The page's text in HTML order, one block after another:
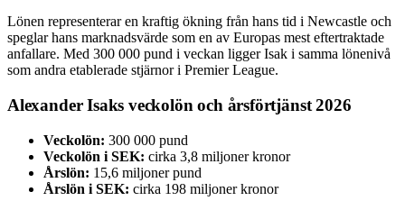
Lönen representerar en kraftig ökning från hans tid i Newcastle och
speglar hans marknadsvärde som en av Europas mest eftertraktade
anfallare. Med 300 000 pund i veckan ligger Isak i samma lönenivå
som andra etablerade stjärnor i Premier League.
Alexander Isaks veckolön och årsförtjänst 2026
Veckolön: 300 000 pund
Veckolön i SEK: cirka 3,8 miljoner kronor
Årslön: 15,6 miljoner pund
Årslön i SEK: cirka 198 miljoner kronor